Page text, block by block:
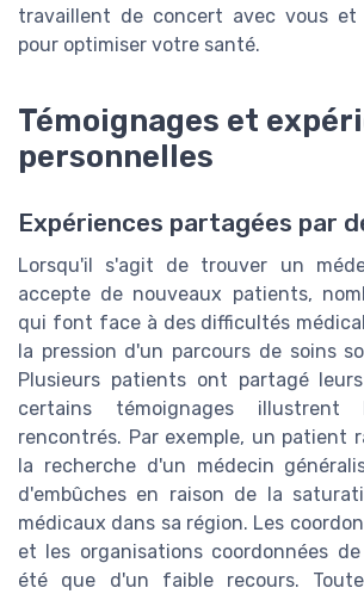
travaillent de concert avec vous et
pour optimiser votre santé.
Témoignages et
personnelles
Expériences partagées par
Lorsqu'il s'agit de trouver un
accepte de nouveaux patients,
qui font face à des difficultés
la pression d'un parcours de soins
Plusieurs patients ont partagé
certains témoignages
rencontrés. Par exemple, un patient
la recherche d'un médecin
d'embûches en raison de la
médicaux dans sa région. Les
et les organisations coordonnées
été que d'un faible recours.